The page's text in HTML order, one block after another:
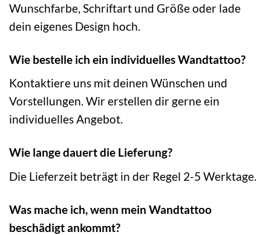
Wunschfarbe, Schriftart und Größe oder lade
dein eigenes Design hoch.
Wie bestelle ich ein individuelles Wandtattoo?
Kontaktiere uns mit deinen Wünschen und
Vorstellungen. Wir erstellen dir gerne ein
individuelles Angebot.
Wie lange dauert die Lieferung?
Die Lieferzeit beträgt in der Regel 2-5 Werktage.
Was mache ich, wenn mein Wandtattoo
beschädigt ankommt?